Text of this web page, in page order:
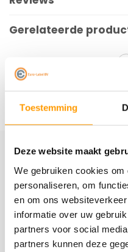
Toestemming
Deze website maakt
We gebruiken cookies
personaliseren, om
en om ons
informatie over uw
partners voor social
partners kunnen deze
Gerelateerde
Schrijf je hier in
Ontvang onze